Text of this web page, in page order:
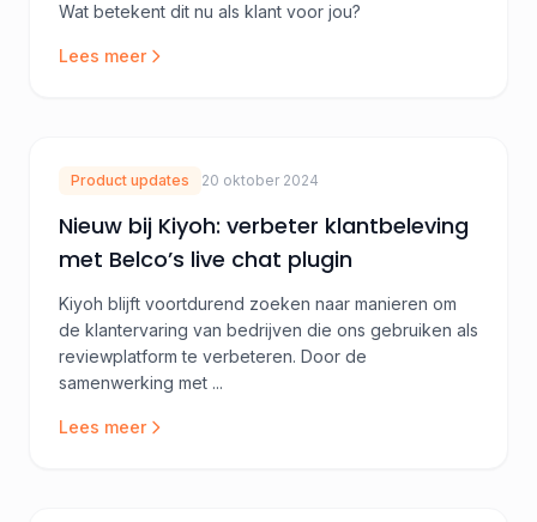
Wat betekent dit nu als klant voor jou?
Lees meer
Product updates 20 oktober 2024
Nieuw bij Kiyoh: verbeter klantbeleving
met Belco’s live chat plugin
Kiyoh blijft voortdurend zoeken naar manieren om
de klantervaring van bedrijven die ons gebruiken als
reviewplatform te verbeteren. Door de
samenwerking met ...
Lees meer